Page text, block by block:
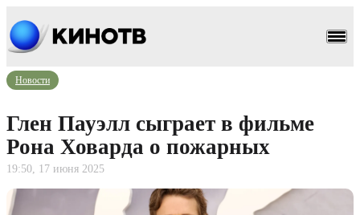
Новости
Глен Пауэлл сыграет в фильме
Рона Ховарда о пожарных
19:50, 17 июня 2025